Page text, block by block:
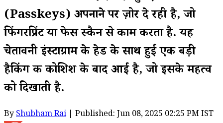
(Passkeys) अपनाने पर ज़ोर दे रही है, जो
फिंगरप्रिंट या फेस स्कैन से काम करता है. यह
चेतावनी इंस्टाग्राम के हेड के साथ हुई एक बड़ी
हैकिंग की कोशिश के बाद आई है, जो इसके महत्व
को दिखाती है.
ByShubham Rai | Published: Jun 08, 2025 02:25 PM IST